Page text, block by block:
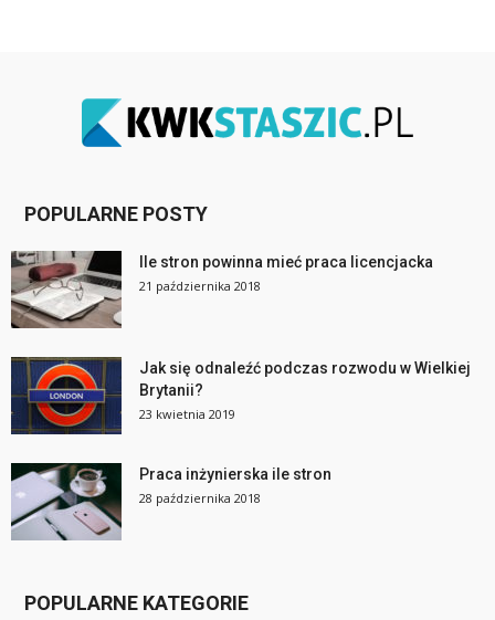
POPULARNE POSTY
Ile stron powinna mieć praca licencjacka
21 października 2018
Jak się odnaleźć podczas rozwodu w Wielkiej
Brytanii?
23 kwietnia 2019
Praca inżynierska ile stron
28 października 2018
POPULARNE KATEGORIE